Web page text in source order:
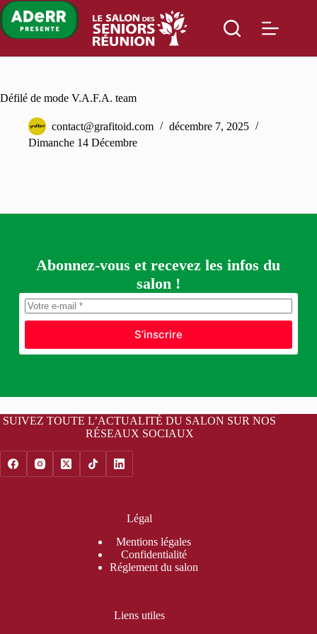
Passer
au
contenu
Défilé de mode V.A.F.A. team
contact@grafitoid.com
décembre 7, 2025
Dimanche 14 Décembre
Abonnez-vous et recevez les infos du
salon !
S’inscrire
SUIVEZ TOUTE L’ACTUALITÉ DU SALON SUR NOS
RÉSEAUX SOCIAUX
Légal
Mentions légales
Confidentialité
Réglement du salon
Liens utiles